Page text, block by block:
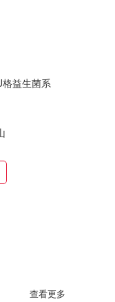
益生菌系
查看更多